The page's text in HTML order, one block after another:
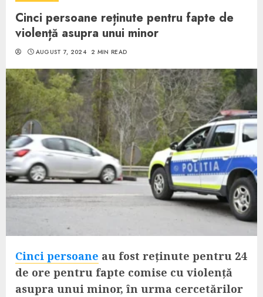
Cinci persoane reținute pentru fapte de
violență asupra unui minor
AUGUST 7, 2024 2 MIN READ
Cinci persoane au fost reținute pentru 24
de ore pentru fapte comise cu violență
asupra unui minor, în urma cercetărilor